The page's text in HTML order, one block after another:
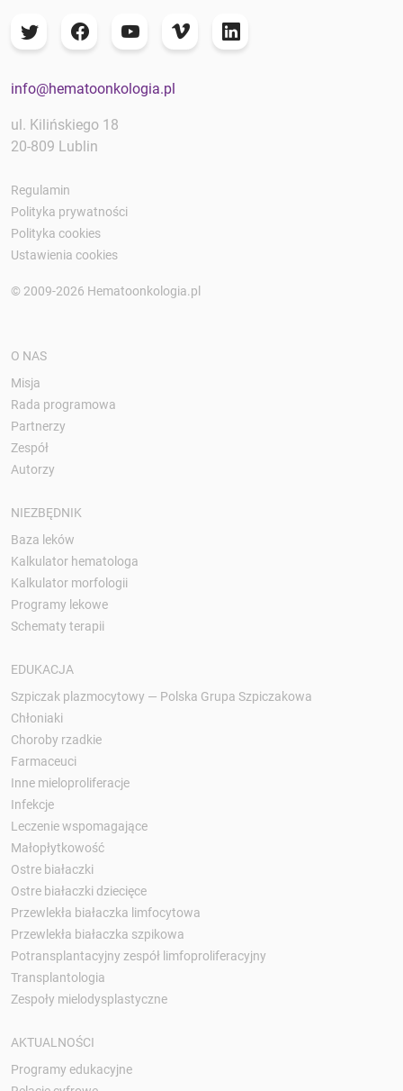
info@hematoonkologia.pl
ul. Kilińskiego 18
20-809 Lublin
Regulamin
Polityka prywatności
Polityka cookies
Ustawienia cookies
© 2009-2026 Hematoonkologia.pl
O NAS
Misja
Rada programowa
Partnerzy
Zespół
Autorzy
NIEZBĘDNIK
Baza leków
Kalkulator hematologa
Kalkulator morfologii
Programy lekowe
Schematy terapii
EDUKACJA
Szpiczak plazmocytowy — Polska Grupa Szpiczakowa
Chłoniaki
Choroby rzadkie
Farmaceuci
Inne mieloproliferacje
Infekcje
Leczenie wspomagające
Małopłytkowość
Ostre białaczki
Ostre białaczki dziecięce
Przewlekła białaczka limfocytowa
Przewlekła białaczka szpikowa
Potransplantacyjny zespół limfoproliferacyjny
Transplantologia
Zespoły mielodysplastyczne
AKTUALNOŚCI
Programy edukacyjne